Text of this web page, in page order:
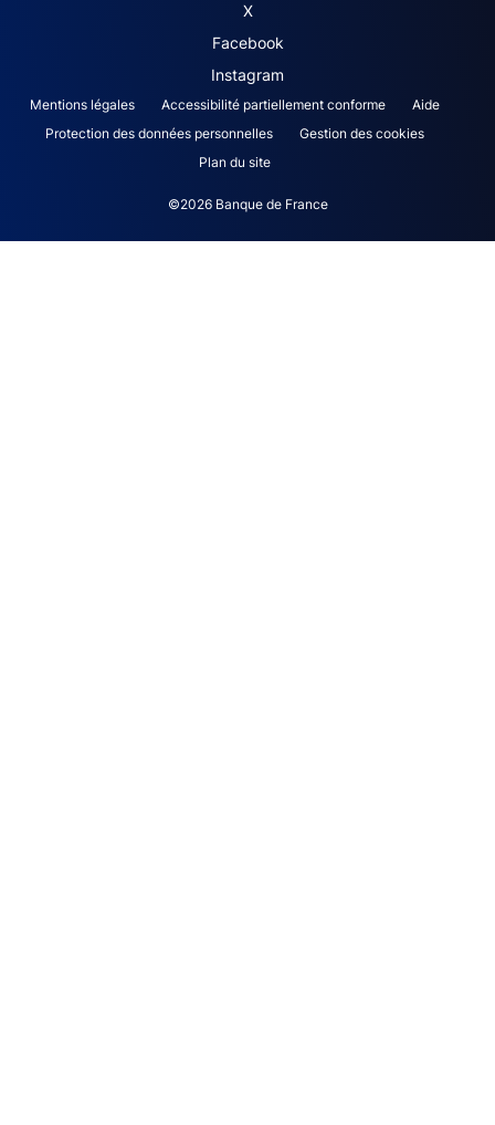
X
Facebook
Instagram
©2026 Banque de France
ACPR footer legal notice menu
Mentions légales Accessibilité partiellement conforme
Aide
Protection des données personnelles
Gestion des cookies
Plan du site